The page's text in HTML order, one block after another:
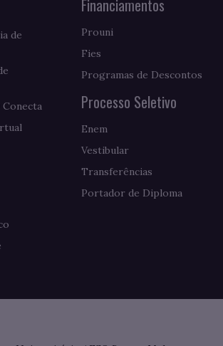
de
Conecta
Financiamentos
Prouni
Fies
Programas de Descontos
Processo Seletivo
Enem
Vestibular
Transferências
Portador de Diploma